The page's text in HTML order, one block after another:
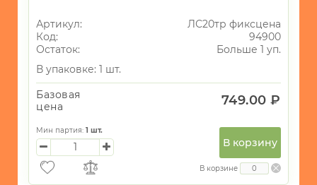
Артикул:
ЛС20тр фиксцена
Код:
94900
Остаток:
Больше 1 уп.
В упаковке: 1 шт.
Базовая
цена
749.00 ₽
Мин партия: 1 шт.
В корзину
В корзине